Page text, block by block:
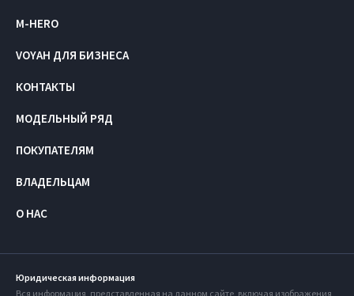
M-HERO
VOYAH ДЛЯ БИЗНЕСА
КОНТАКТЫ
МОДЕЛЬНЫЙ РЯД
ПОКУПАТЕЛЯМ
ВЛАДЕЛЬЦАМ
О НАС
Юридическая информация
Вся информация, представленная на данном сайте, включая изображения